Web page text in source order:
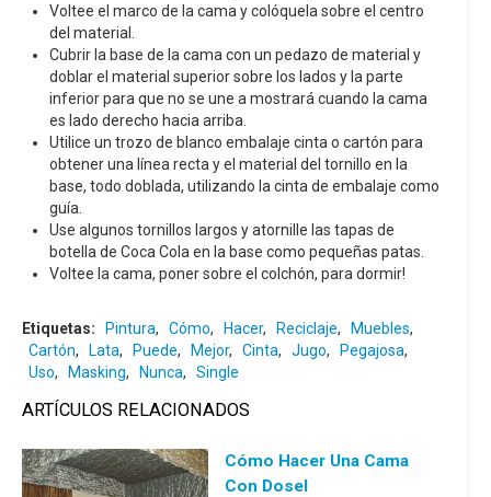
Voltee el marco de la cama y colóquela sobre el centro
del material.
Cubrir la base de la cama con un pedazo de material y
doblar el material superior sobre los lados y la parte
inferior para que no se une a mostrará cuando la cama
es lado derecho hacia arriba.
Utilice un trozo de blanco embalaje cinta o cartón para
obtener una línea recta y el material del tornillo en la
base, todo doblada, utilizando la cinta de embalaje como
guía.
Use algunos tornillos largos y atornille las tapas de
botella de Coca Cola en la base como pequeñas patas.
Voltee la cama, poner sobre el colchón, para dormir!
Etiquetas: Pintura, Cómo, Hacer, Reciclaje, Muebles,
Cartón, Lata, Puede, Mejor, Cinta, Jugo, Pegajosa,
Uso, Masking, Nunca, Single
ARTÍCULOS RELACIONADOS
Cómo Hacer Una Cama
Con Dosel